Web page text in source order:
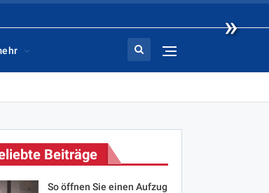
»
Beiträge
So öffnen Sie einen Aufzug